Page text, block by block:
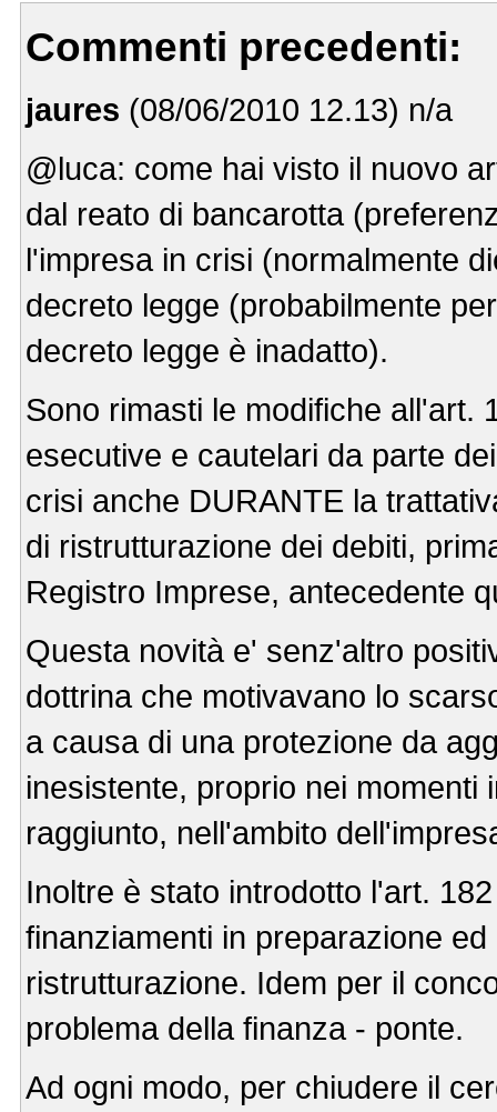
Commenti precedenti:
jaures (08/06/2010 12.13) n/a
@luca: come hai visto il nuovo
dal reato di bancarotta
l'impresa in crisi (normalmente
decreto legge (probabilmente
decreto legge è inadatto).
Sono rimasti le modifiche all'art.
esecutive e cautelari da parte
crisi anche DURANTE la
di ristrutturazione dei debiti,
Registro Imprese, antecedente
Questa novità e' senz'altro
dottrina che motivavano lo
a causa di una protezione da
inesistente, proprio nei
raggiunto, nell'ambito
Inoltre è stato introdotto l'art.
finanziamenti in preparazione
ristrutturazione. Idem per il
problema della finanza - ponte.
Ad ogni modo, per chiudere il